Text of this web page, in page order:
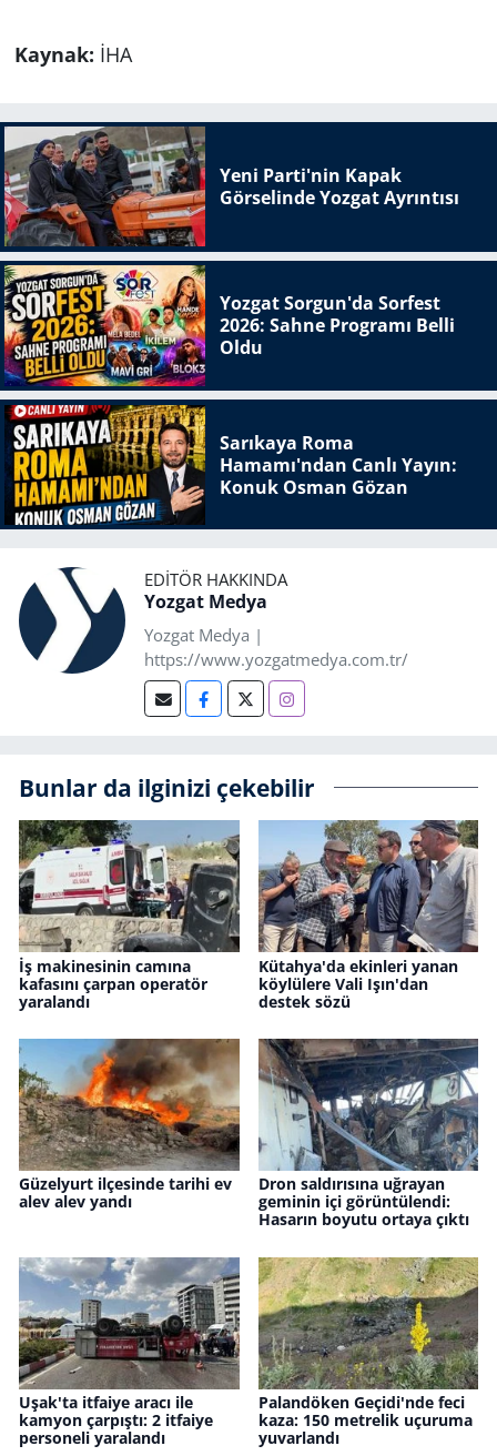
Kaynak: İHA
Yeni Parti'nin Kapak
Görselinde Yozgat Ayrıntısı
Yozgat Sorgun'da Sorfest
2026: Sahne Programı Belli
Oldu
Sarıkaya Roma
Hamamı'ndan Canlı Yayın:
Konuk Osman Gözan
EDITÖR HAKKINDA
Yozgat Medya
Yozgat Medya |
https://www.yozgatmedya.com.tr/
Bunlar da ilginizi çekebilir
İş makinesinin camına
kafasını çarpan operatör
yaralandı
Kütahya'da ekinleri yanan
köylülere Vali Işın'dan
destek sözü
Güzelyurt ilçesinde tarihi ev
alev alev yandı
Dron saldırısına uğrayan
geminin içi görüntülendi:
Hasarın boyutu ortaya çıktı
Uşak'ta itfaiye aracı ile
kamyon çarpıştı: 2 itfaiye
personeli yaralandı
Palandöken Geçidi'nde feci
kaza: 150 metrelik uçuruma
yuvarlandı